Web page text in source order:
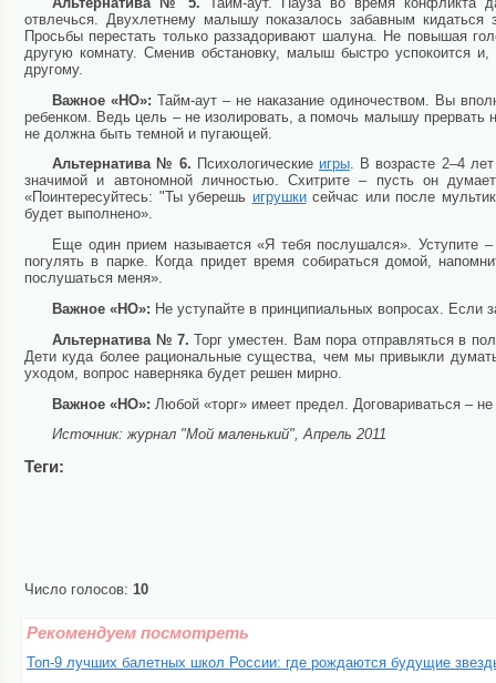
отвлечься. Двухлетнему малышу показалось забавным кидаться
Просьбы перестать только раззадоривают шалуна. Не повышая
другую комнату. Сменив обстановку, малыш быстро успокоится
другому.
Важное «НО»: Тайм-аут – не наказание одиночеством. Вы
ребенком. Ведь цель – не изолировать, а помочь малышу прервать
не должна быть темной и пугающей.
Альтернатива № 6. Психологические игры. В возрасте 2–4
значимой и автономной личностью. Схитрите – пусть он
«Поинтересуйтесь: "Ты уберешь игрушкисейчас или после
будет выполнено».
Еще один прием называется «Я тебя послушался». Уступите
погулять в парке. Когда придет время собираться домой,
послушаться меня».
Важное «НО»: Не уступайте в принципиальных вопросах. Если
Альтернатива № 7. Торг уместен. Вам пора отправляться в
Дети куда более рациональные существа, чем мы привыкли
уходом, вопрос наверняка будет решен мирно.
Важное «НО»: Любой «торг» имеет предел. Договариваться –
Источник: журнал "Мой маленький", Апрель 2011
Теги:
Число голосов: 10
Рекомендуем посмотреть
Топ-9 лучших балетных школ России: где рождаются будущие